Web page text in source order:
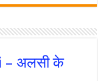
– अलसी के